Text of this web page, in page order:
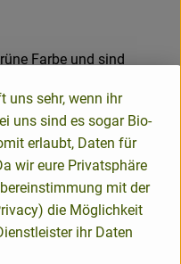
Farbe und sind
es sich übrigens nicht um
um das Ernteverfahren.
Blätter gepflückt
gesamte Pflanze mit
uns sehr, wenn ihr
uns sind es sogar Bio-
erlaubt, Daten für
wir eure Privatsphäre
mit der
die Möglichkeit
ihr Daten